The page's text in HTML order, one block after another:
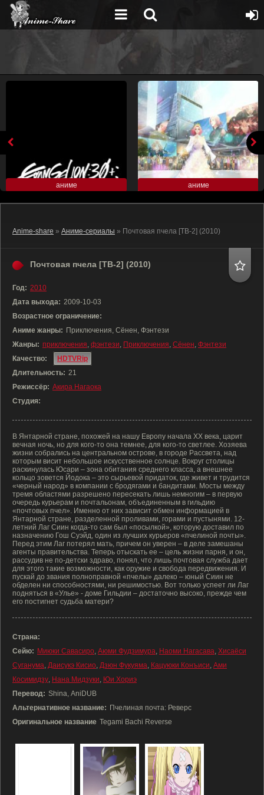
аниме аниме
Anime-share » Аниме-сериалы » Почтовая пчела [ТВ-2] (2010)
Почтовая пчела [ТВ-2] (2010)
Год: 2010
Дата выхода: 2009-10-03
Возрастное ограничение:
Аниме жанры: Приключения, Сёнен, Фэнтези
Жанры: приключения, фэнтези, Приключения, Сёнен, Фэнтези
Качество:
HDTVRip
Длительность: 21
Режиссёр: Акира Нагаока
Студия:
В Янтарной стране, похожей на нашу Европу начала XX века, царит
вечная ночь, но для кого-то она темнее, для кого-то светлее. Хозяева
жизни собрались на центральном острове, в городе Рассвета, над
которым висит небольшое искусственное солнце. Вокруг столицы
раскинулась Юсари – зона обитания среднего класса, а внешнее
кольцо зовется Йодока – это сырьевой придаток, где живет и трудится
«черный народ» в компании с бродягами и бандитами. Мосты между
тремя областями разрешено пересекать лишь немногим – в первую
очередь курьерам и почтальонам, объединенным в гильдию
«почтовых пчел». Именно от них зависит обмен информацией в
Янтарной стране, разделенной проливами, горами и пустынями. 12-
летний Лаг Сиин когда-то сам был «посылкой», которую доставил по
назначению Гош Суэйд, один из лучших курьеров «пчелиной почты».
Перед этим Лаг потерял мать, причем он уверен – в деле замешаны
агенты правительства. Теперь отыскать ее – цель жизни парня, и он,
рассудив не по-детски здраво, понял, что лишь почтовая служба дает
для этого такие возможности, как оружие и свобода передвижения. И
пускай до звания полноправной «пчелы» далеко – юный Сиин не
обделен ни способностями, ни решимостью. Вот только успеет ли Лаг
подняться в «Улье» - доме Гильдии – достаточно высоко, прежде чем
его постигнет судьба матери?
Страна:
Сейю: Миюки Савасиро, Аюми Фудзимура, Наоми Нагасава, Хисаёси
Суганума, Даисукэ Кисио, Дзюн Фукуяма, Кацуюки Конъиси, Ами
Косимидзу, Нана Мидзуки, Юи Хориэ
Перевод: Shina, AniDUB
Альтернативное название: Пчелиная почта: Реверс
Оригинальное название Tegami Bachi Reverse